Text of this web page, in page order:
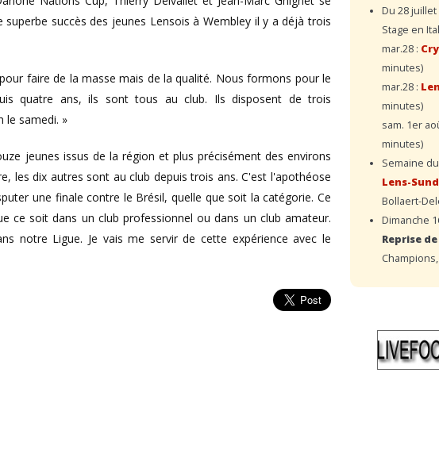
superbe succès des jeunes Lensois à Wembley il y a déjà trois
faire de la masse mais de la qualité. Nous formons pour le
quatre ans, ils sont tous au club. Ils disposent de trois
le samedi. »
jeunes issus de la région et plus précisément des environs
les dix autres sont au club depuis trois ans. C'est l'apothéose
une finale contre le Brésil, quelle que soit la catégorie. Ce
ce soit dans un club professionnel ou dans un club amateur.
notre Ligue. Je vais me servir de cette expérience avec le
Du 28
Stage en
mar.28 :
minutes)
mar.28 :
minutes)
sam. 1er
minutes)
Semaine
Lens-
Bollaert-
Dimanche
Reprise
Champions,